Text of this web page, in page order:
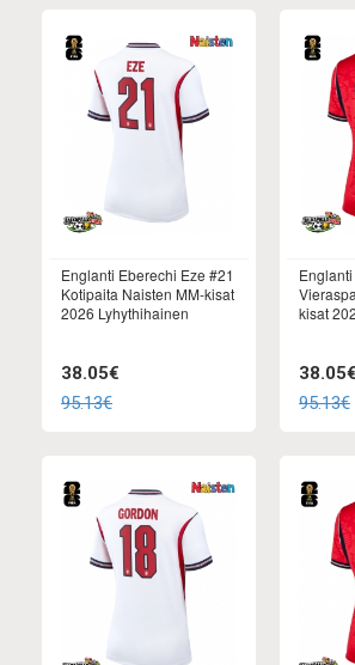
Englanti Eberechi Eze #21
Kotipaita Naisten MM-kisat
2026 Lyhythihainen
38.05€
95.13€
kisat
38.05€
95.13€